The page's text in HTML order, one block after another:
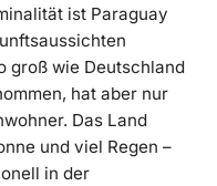
ist Paraguay
groß wie Deutschland
hat aber nur
Das Land
und viel Regen –
in der